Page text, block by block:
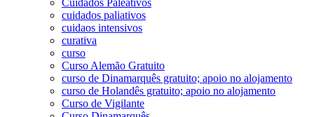
cuidados paliativos
cuidaos intensivos
curativa
curso
Curso Alemão Gratuito
curso de Dinamarquês gratuito; apoio no alojamento
curso de Holandês gratuito; apoio no alojamento
Curso de Vigilante